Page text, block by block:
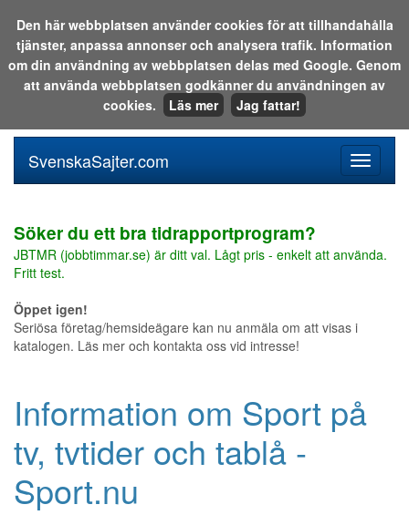
Sök i katalogen eller på webben:
meny
SvenskaSajter.com
Söker du ett bra tidrapportprogram?
JBTMR (jobbtimmar.se) är ditt val. Lågt pris - enkelt att använda.
Fritt test.
Öppet igen!
Seriösa företag/hemsideägare kan nu anmäla om att visas i
katalogen. Läs mer och kontakta oss vid intresse!
Information om Sport på
tv, tvtider och tablå -
Sport.nu
Den här webbplatsen använder cookies för att tillhandahålla
tjänster, anpassa annonser och analysera trafik. Information
om din användning av webbplatsen delas med Google. Genom
att använda webbplatsen godkänner du användningen av
cookies.
Läs mer Jag fattar!